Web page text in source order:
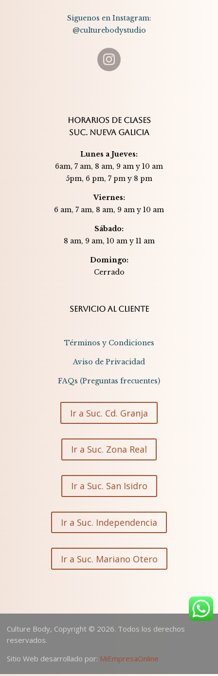
Siguenos en Instagram:
@culturebodystudio
HORARIOS DE CLASES
SUC. NUEVA GALICIA
Lunes a Jueves:
6am, 7 am, 8 am, 9 am y 10 am
5pm, 6 pm, 7 pm y 8 pm
Viernes:
6 am, 7 am, 8 am, 9 am y 10 am
Sábado:
8 am, 9 am, 10 am y 11 am
Domingo:
Cerrado​​
SERVICIO AL CLIENTE
Términos y Condiciones
Aviso de Privacidad
FAQs (Preguntas frecuentes)
Ir a Suc. Cd. Granja
Ir a Suc. Zona Real
Ir a Suc. San Isidro
Ir a Suc. Independencia
Ir a Suc. Mariano Otero
Culture Body, Copyright © 2026. Todos los derechos
reservados.
Sitio Web desarrollado por: MiEmpresaOnline